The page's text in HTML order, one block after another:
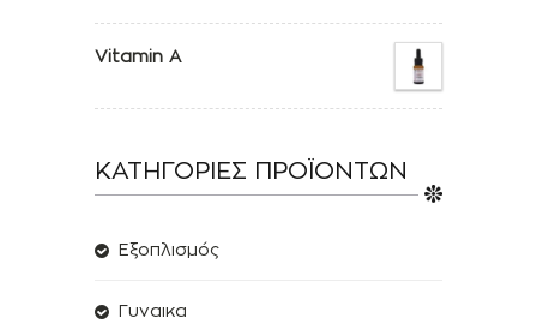
Vitamin A
ΚΑΤΗΓΟΡΙΕΣ ΠΡΟΪΟΝΤΩΝ
Εξοπλισμός
Γυναικα